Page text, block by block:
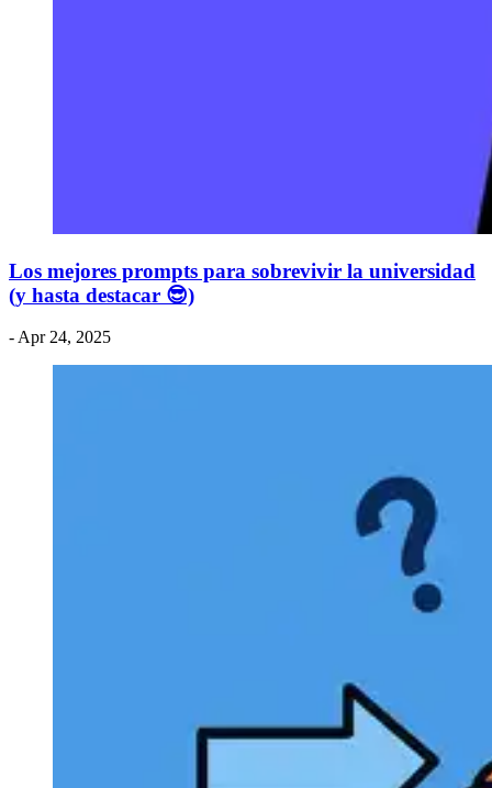
Los mejores prompts para sobrevivir la universidad
(y hasta destacar 😎)
- Apr 24, 2025